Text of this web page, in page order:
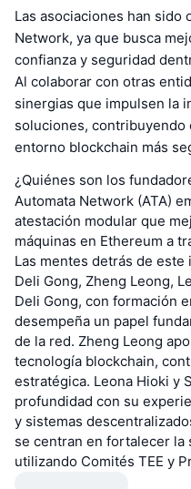
Las asociaciones han sido
Network, ya que busca
confianza y seguridad
Al colaborar con otras
sinergias que impulsen la
soluciones, contribuyendo
entorno blockchain más
¿Quiénes son los
Automata Network (ATA)
atestación modular que
máquinas en Ethereum a
Las mentes detrás de
Deli Gong, Zheng Leong,
Deli Gong, con formación
desempeña un papel
de la red. Zheng Leong
tecnología blockchain,
estratégica. Leona Hioki y
profundidad con su
y sistemas
se centran en fortalecer la
utilizando Comités TEE y